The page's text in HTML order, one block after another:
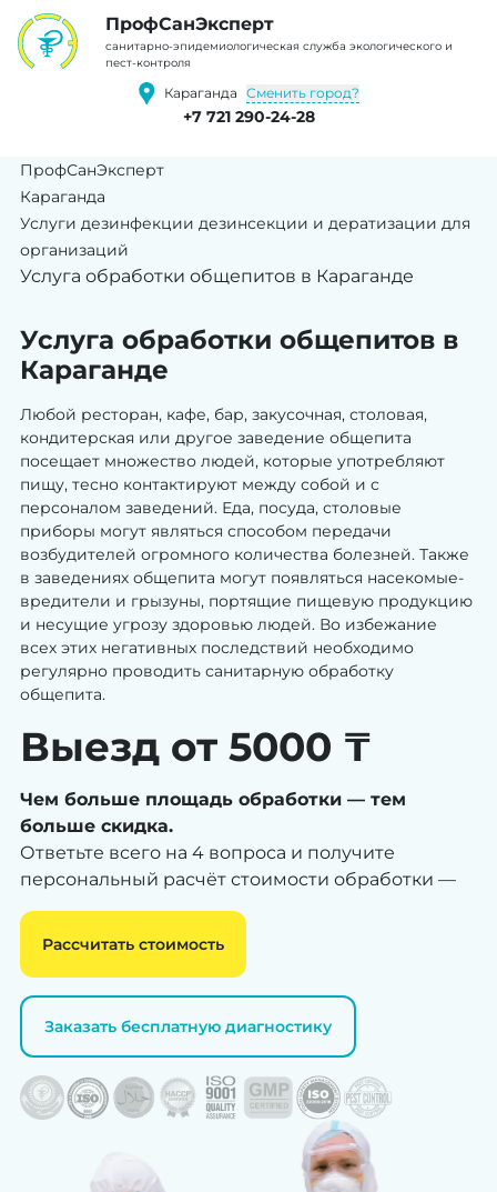
ПрофCанЭксперт
cанитарно-эпидемиологическая служба экологического и
пест-контроля
Караганда Сменить город?
+7 721 290-24-28
ПрофСанЭксперт
Караганда
Услуги дезинфекции дезинсекции и дератизации для
организаций
Услуга обработки общепитов в Караганде
Услуга обработки общепитов в
Караганде
Любой ресторан, кафе, бар, закусочная, столовая,
кондитерская или другое заведение общепита
посещает множество людей, которые употребляют
пищу, тесно контактируют между собой и с
персоналом заведений. Еда, посуда, столовые
приборы могут являться способом передачи
возбудителей огромного количества болезней. Также
в заведениях общепита могут появляться насекомые-
вредители и грызуны, портящие пищевую продукцию
и несущие угрозу здоровью людей. Во избежание
всех этих негативных последствий необходимо
регулярно проводить санитарную обработку
общепита.
Выезд от 5000 ₸
Чем больше площадь обработки — тем
больше скидка.
Ответьте всего на 4 вопроса и получите
персональный расчёт стоимости обработки —
Рассчитать стоимость
Заказать бесплатную диагностику